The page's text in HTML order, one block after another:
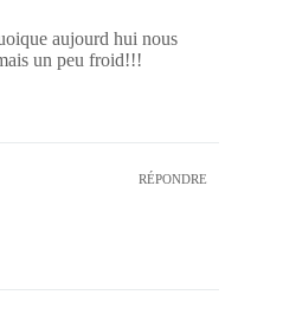
aujourd hui nous
un peu froid!!!
RÉPONDRE